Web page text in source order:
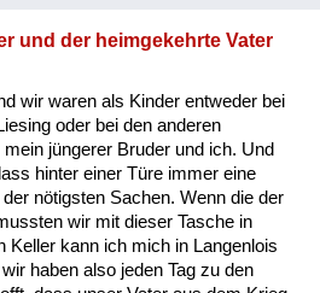
und der heimgekehrte Vater
wir waren als Kinder entweder bei
oder bei den anderen
jüngerer Bruder und ich. Und
hinter einer Türe immer eine
nötigsten Sachen. Wenn die der
wir mit dieser Tasche in
Keller kann ich mich in Langenlois
haben also jeden Tag zu den